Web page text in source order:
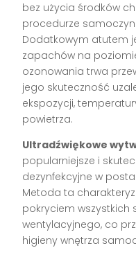
bez użycia środków
procedurze
Dodatkowym atutem
zapachów na
ozonowania trwa
jego skuteczność
ekspozycji,
powietrza.
Ultradźwiękowe
popularniejsze i
dezynfekcyjne w
Metoda ta
pokryciem wszystkich
wentylacyjnego, co
higieny wnętrza